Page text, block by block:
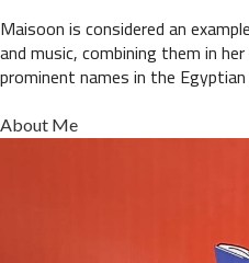
Maisoon is considered an
and music, combining them in
prominent names in the
About Me